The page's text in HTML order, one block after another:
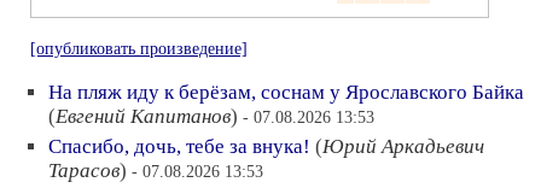
[опубликовать произведение]
На пляж иду к берёзам, соснам у Ярославского Байка
(Евгений Капитанов) - 07.08.2026 13:53
Спасибо, дочь, тебе за внука! (Юрий Аркадьевич
Тарасов) - 07.08.2026 13:53